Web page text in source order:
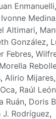
Enmanuelli,
Ivonne Medina
Altimari,
González,
Febres,
Morella
, Alirio Mijares,
, Raúl León
Ruán, Doris
J. Rodríguez,